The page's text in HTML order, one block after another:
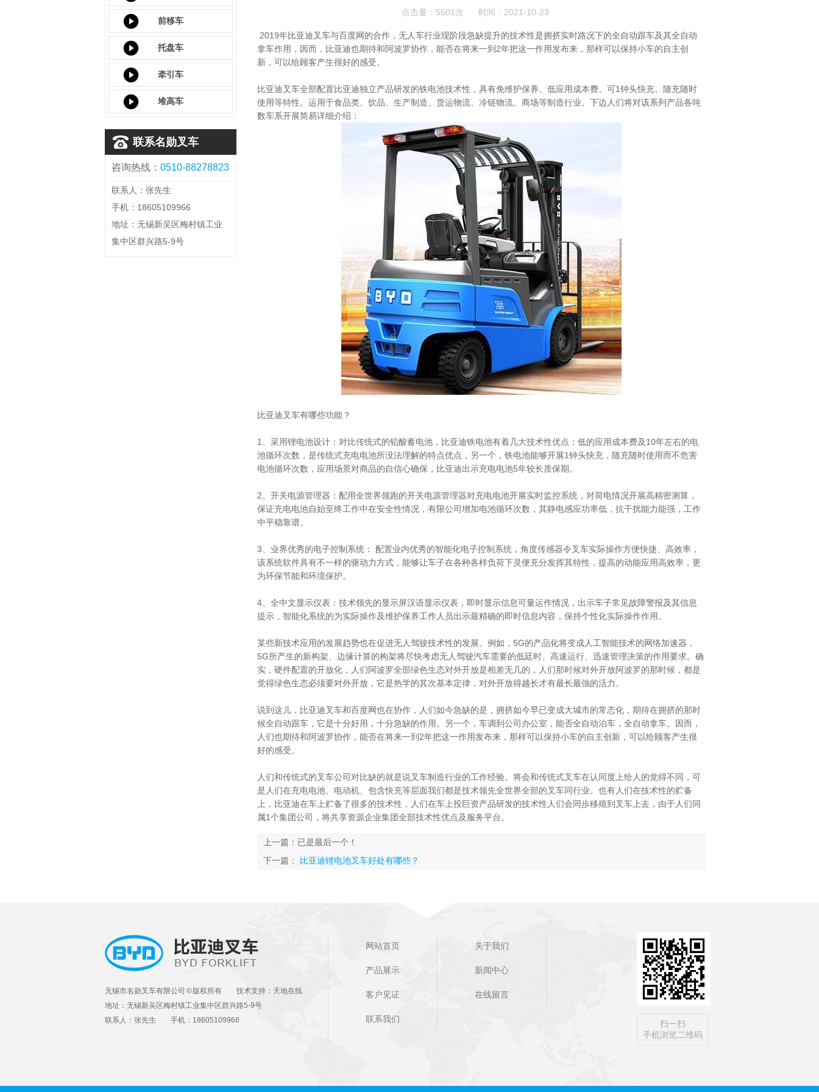
点击量：5501次 时间：2021-10-23
2019年比亚迪叉车与百度网的合作，无人车行业现阶段急缺提升的技术性是拥挤实时路况下的全自动跟车及其全自动
拿车作用，因而，比亚迪也期待和阿波罗协作，能否在将来一到2年把这一作用发布来，那样可以保持小车的自主创
新，可以给顾客产生很好的感受。
比亚迪叉车全部配置比亚迪独立产品研发的铁电池技术性，具有免维护保养、低应用成本费、可1钟头快充、随充随时
使用等特性。运用于食品类、饮品、生产制造、货运物流、冷链物流、商场等制造行业。下边人们将对该系列产品各吨
数车系开展简易详细介绍：
比亚迪叉车有哪些功能？
1、采用锂电池设计：对比传统式的铅酸蓄电池，比亚迪铁电池有着几大技术性优点：低的应用成本费及10年左右的电
池循环次数，是传统式充电电池所没法理解的特点优点，另一个，铁电池能够开展1钟头快充，随充随时使用而不危害
电池循环次数，应用场景对商品的自信心确保，比亚迪出示充电电池5年较长质保期。
2、开关电源管理器：配用全世界领跑的开关电源管理器对充电电池开展实时监控系统，对荷电情况开展高精密测算，
保证充电电池自始至终工作中在安全性情况，有限公司增加电池循环次数，其静电感应功率低，抗干扰能力能强，工作
中平稳靠谱。
3、业界优秀的电子控制系统： 配置业内优秀的智能化电子控制系统， 角度传感器令叉车实际操作方便快捷、高效率，
该系统软件具有不一样的驱动力方式，能够让车子在各种各样负荷下灵便充分发挥其特性，提高的动能应用高效率，更
为环保节能和环境保护。
4、全中文显示仪表：技术领先的显示屏汉语显示仪表，即时显示信息可量运作情况，出示车子常见故障警报及其信息
提示，智能化系统的为实际操作及维护保养工作人员出示最精确的即时信息内容，保持个性化实际操作作用。
某些新技术应用的发展趋势也在促进无人驾驶技术性的发展。例如，5G的产品化将变成人工智能技术的网络加速器，
5G所产生的新构架、边缘计算的构架将尽快考虑无人驾驶汽车需要的低廷时、高速运行、迅速管理决策的作用要求。确
实，硬件配置的开放化，人们阿波罗全部绿色生态对外开放是相差无几的，人们那时候对外开放阿波罗的那时候，都是
觉得绿色生态必须要对外开放，它是热学的其次基本定律，对外开放得越长才有最长最強的活力。
说到这儿，比亚迪叉车和百度网也在协作，人们如今急缺的是，拥挤如今早已变成大城市的常态化，期待在拥挤的那时
候全自动跟车，它是十分好用，十分急缺的作用。另一个，车调到公司办公室，能否全自动泊车，全自动拿车。因而，
人们也期待和阿波罗协作，能否在将来一到2年把这一作用发布来，那样可以保持小车的自主创新，可以给顾客产生很
好的感受。
人们和传统式的叉车公司对比缺的就是说叉车制造行业的工作经验。将会和传统式叉车在认同度上给人的觉得不同，可
是人们在充电电池、电动机、包含快充等层面我们都是技术领先全世界全部的叉车同行业。也有人们在技术性的贮备
上，比亚迪在车上贮备了很多的技术性，人们在车上投巨资产品研发的技术性人们会同歩移殖到叉车上去，由于人们同
属1个集团公司，将共享资源企业集团全部技术性优点及服务平台。
上一篇：已是最后一个！
下一篇：
比亚迪锂电池叉车好处有哪些？
前移车
托盘车
牵引车
堆高车
联系名勋叉车
咨询热线： 0510-88278823
联系人：张先生
手机：18605109966
地址：无锡新吴区梅村镇工业
集中区群兴路5-9号
无锡市名勋叉车有限公司 © 版权所有 技术支持：天地在线
地址：无锡新吴区梅村镇工业集中区群兴路5-9号
联系人：张先生 手机：18605109966
网站首页 关于我们
产品展示 新闻中心
客户见证 在线留言
联系我们
扫一扫
手机浏览二维码